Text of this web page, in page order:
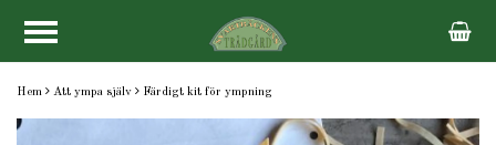
Hem Att ympa själv Färdigt kit för ympning